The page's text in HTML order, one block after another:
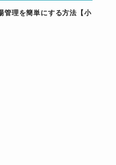
管理を簡単にする方法【小